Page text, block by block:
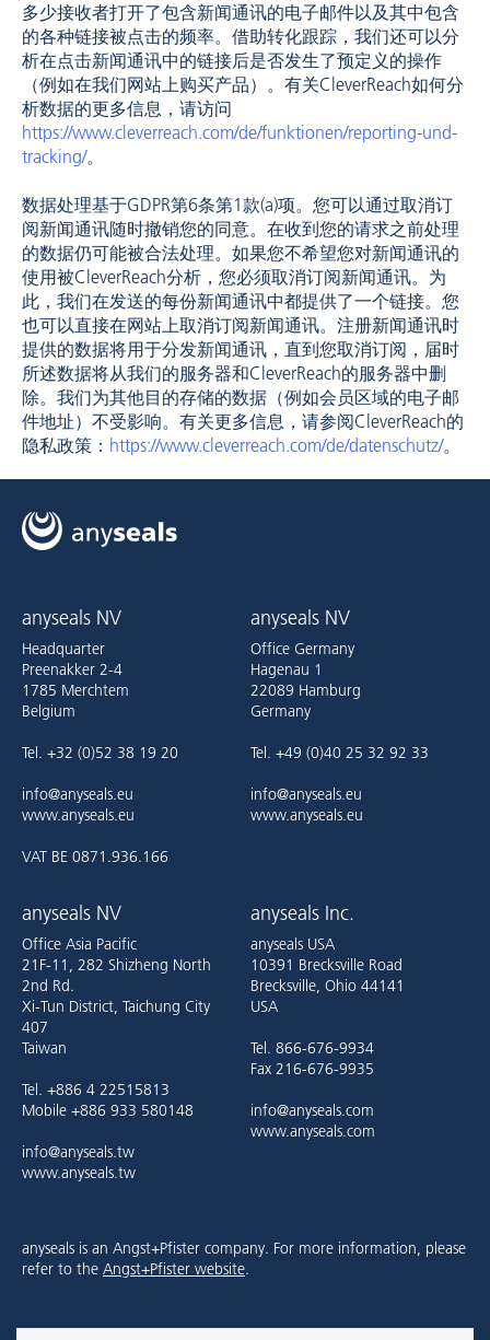
多少接收者打开了包含新闻通讯的电子邮件以及其中包含
的各种链接被点击的频率。借助转化跟踪，我们还可以分
析在点击新闻通讯中的链接后是否发生了预定义的操作
（例如在我们网站上购买产品）。有关CleverReach如何分
析数据的更多信息，请访问
https://www.cleverreach.com/de/funktionen/reporting-und-
tracking/。
数据处理基于GDPR第6条第1款(a)项。您可以通过取消订
阅新闻通讯随时撤销您的同意。在收到您的请求之前处理
的数据仍可能被合法处理。如果您不希望您对新闻通讯的
使用被CleverReach分析，您必须取消订阅新闻通讯。为
此，我们在发送的每份新闻通讯中都提供了一个链接。您
也可以直接在网站上取消订阅新闻通讯。注册新闻通讯时
提供的数据将用于分发新闻通讯，直到您取消订阅，届时
所述数据将从我们的服务器和CleverReach的服务器中删
除。我们为其他目的存储的数据（例如会员区域的电子邮
件地址）不受影响。有关更多信息，请参阅CleverReach的
隐私政策： https://www.cleverreach.com/de/datenschutz/。
anyseals NV
Headquarter
Preenakker 2-4
1785 Merchtem
Belgium
Tel. +32 (0)52 38 19 20
info@anyseals.eu
www.anyseals.eu
VAT BE 0871.936.166
anyseals NV
Office Germany
Hagenau 1
22089 Hamburg
Germany
Tel. +49 (0)40 25 32 92 33
info@anyseals.eu
www.anyseals.eu
anyseals NV
Office Asia Pacific
21F-11, 282 Shizheng North
2nd Rd.
Xi-Tun District, Taichung City
407
Taiwan
Tel. +886 4 22515813
Mobile +886 933 580148
info@anyseals.tw
www.anyseals.tw
anyseals Inc.
anyseals USA
10391 Brecksville Road
Brecksville, Ohio 44141
USA
Tel. 866-676-9934
Fax 216-676-9935
info@anyseals.com
www.anyseals.com
anyseals is an Angst+Pfister company. For more information, please
refer to the Angst+Pfister website.